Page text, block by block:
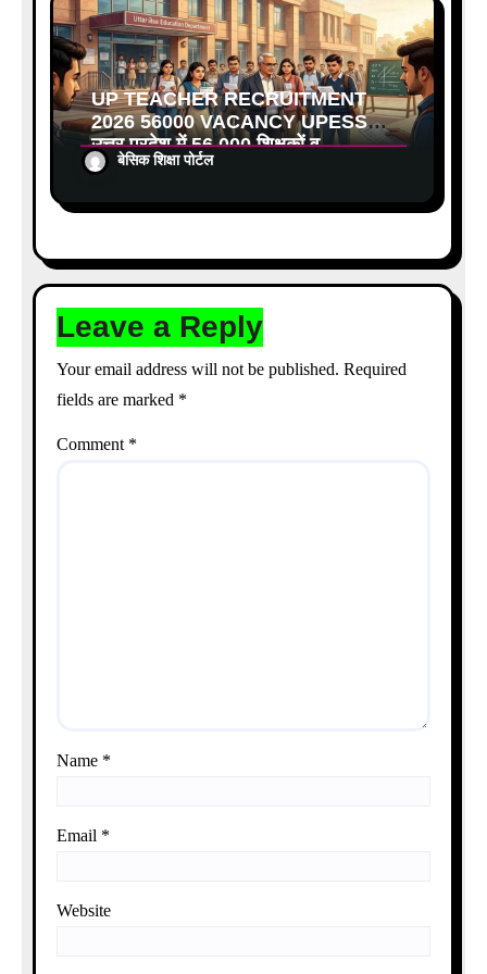
UP TEACHER RECRUITMENT
2026 56000 VACANCY UPESSC:
उत्तर प्रदेश में 56,000 शिक्षकों व
प्रधानाचार्यों की बंपर भर्ती की तैयारी, अगस्त
बेसिक शिक्षा पोर्टल
Leave a Reply
Your email address will not be published. Required
fields are marked *
Comment *
Name *
Email *
Website